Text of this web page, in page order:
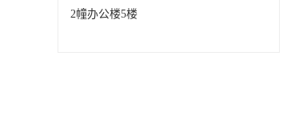
2幢办公楼5楼